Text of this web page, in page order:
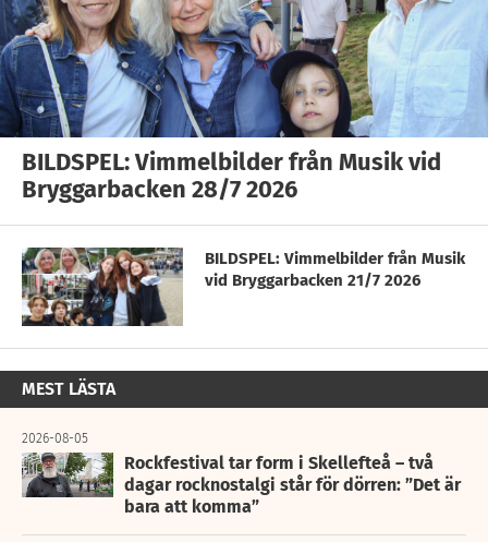
BILDSPEL: Vimmelbilder från Musik vid
Bryggarbacken 28/7 2026
BILDSPEL: Vimmelbilder från Musik
vid Bryggarbacken 21/7 2026
MEST LÄSTA
2026-08-05
Rockfestival tar form i Skellefteå – två
dagar rocknostalgi står för dörren: ”Det är
bara att komma”